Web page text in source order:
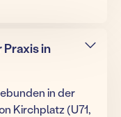
in
in der
Kirchplatz (U71,